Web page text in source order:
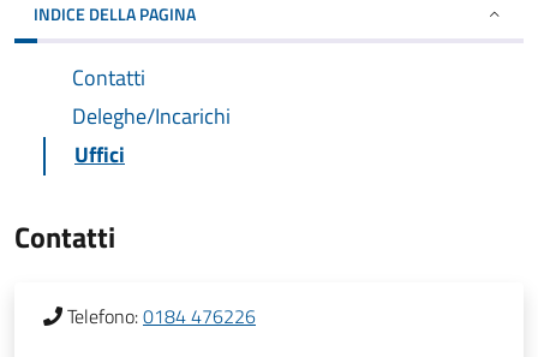
INDICE DELLA PAGINA
Contatti
Deleghe/Incarichi
Uffici
Contatti
Telefono:0184 476226